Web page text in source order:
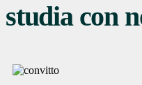
studia con